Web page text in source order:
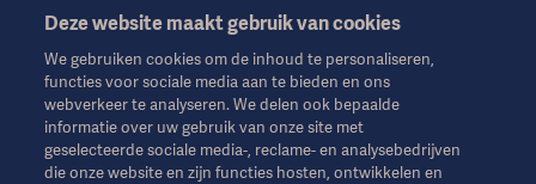
van dit materiaal, en vertrouwen is uitsluitend voor risico van de
Het is mogelijk dat een genoemde therapie, oplossing of
product niet beschikbaar of toegestaan is in uw land. Informatie
mag niet geheel of gedeeltelijk worden gekopieerd of gebruikt
zonder schriftelijke toestemming van Getinge.
Deze website maakt gebruik van cookies
We gebruiken cookies om de inhoud te personaliseren,
functies voor sociale media aan te bieden en ons
webverkeer te analyseren. We delen ook bepaalde
informatie over uw gebruik van onze site met
geselecteerde sociale media-, reclame- en analysebedrijven
die onze website en zijn functies hosten, ontwikkelen en